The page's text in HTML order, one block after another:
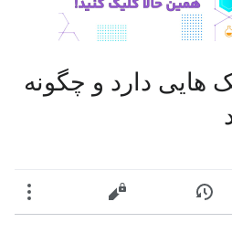
هایی دارد و چگونه
نمایش تاریخچهنمایش مبدأ